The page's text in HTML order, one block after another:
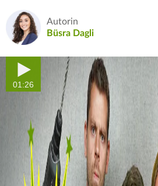
Autorin
Büsra Dagli
01:26